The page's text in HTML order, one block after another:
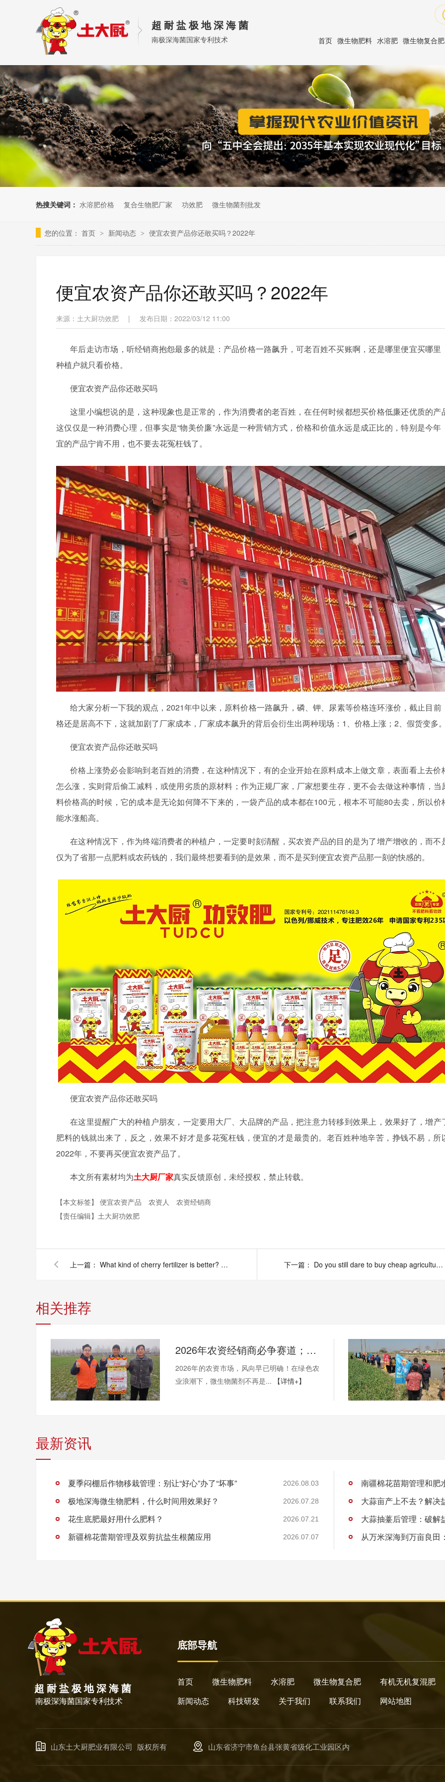
超 耐 盐 极 地 深 海 菌
南极深海菌国家专利技术 首页 微生物肥料 水溶肥 微生物复合肥
热搜关键词： 水溶肥价格 复合生物肥厂家 功效肥 微生物菌剂批发
您的位置： 首页 > 新闻动态 > 便宜农资产品你还敢买吗？2022年
便宜农资产品你还敢买吗？2022年
来源：土大厨功效肥 | 发布日期：2022/03/12 11:00
年后走访市场，听经销商抱怨最多的就是：产品价格一路飙升，可老百姓不买账啊，还是哪里便宜买哪里
种植户就只看价格。
便宜农资产品你还敢买吗
这里小编想说的是，这种现象也是正常的，作为消费者的老百姓，在任何时候都想买价格低廉还优质的产
这仅仅是一种消费心理，但事实是“物美价廉”永远是一种营销方式，价格和价值永远是成正比的，特别是今年
宜的产品宁肯不用，也不要去花冤枉钱了。
给大家分析一下我的观点，2021年中以来，原料价格一路飙升，磷、钾、尿素等价格连环涨价，截止目前
格还是居高不下，这就加剧了厂家成本，厂家成本飙升的背后会衍生出两种现场：1、价格上涨；2、假货变多
便宜农资产品你还敢买吗
价格上涨势必会影响到老百姓的消费，在这种情况下，有的企业开始在原料成本上做文章，表面看上去价
怎么涨，实则背后偷工减料，或使用劣质的原材料；作为正规厂家，厂家想要生存，更不会去做这种事情，当
料价格高的时候，它的成本是无论如何降不下来的，一袋产品的成本都在100元，根本不可能80去卖，所以价
能水涨船高。
在这种情况下，作为终端消费者的种植户，一定要时刻清醒，买农资产品的目的是为了增产增收的，而不
仅为了省那一点肥料或农药钱的，我们最终想要看到的是效果，而不是买到便宜农资产品那一刻的快感的。
便宜农资产品你还敢买吗
在这里提醒广大的种植户朋友，一定要用大厂、大品牌的产品，把注意力转移到效果上，效果好了，增产
肥料的钱就出来了，反之，效果不好才是多花冤枉钱，便宜的才是最贵的。老百姓种地辛苦，挣钱不易，所
2022年，不要再买便宜农资产品了。
本文所有素材均为土大厨厂家真实反馈原创，未经授权，禁止转载。
【本文标签】 便宜农资产品 农资人
农资经销商
【责任编辑】 土大厨功效肥
上一篇： What kind of cherry fertilizer is better? Choose soil chef effect fat 下一篇： Do you still dare to buy cheap agricultural products? 2022
相关推荐
2026年农资经销商必争赛道；微生物菌剂迎来三重红利
2026年的农资市场，风向早已明确！在绿色农
业浪潮下，微生物菌剂不再是...
【详情+】
最新资讯
夏季闷棚后作物移栽管理：别让“好心”办了“坏事” 2026.08.03
极地深海微生物肥料，什么时间用效果好？ 2026.07.28
花生底肥最好用什么肥料？ 2026.07.21
新疆棉花蕾期管理及双剪抗盐生根菌应用 2026.07.07
南疆棉花苗期管理和肥
大蒜亩产上不去？解决
大蒜抽薹后管理：破解
超 耐 盐 极 地 深 海 菌
南极深海菌国家专利技术
底部导航
首页 微生物肥料 水溶肥 微生物复合肥 有机无机复混肥
新闻动态 科技研发 关于我们 联系我们 网站地图
山东土大厨肥业有限公司 版权所有 山东省济宁市鱼台县张黄省级化工业园区内